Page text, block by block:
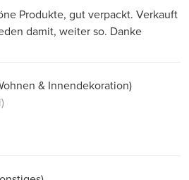
Produkte, gut verpackt. Verkauft
damit, weiter so. Danke
& Innendekoration)